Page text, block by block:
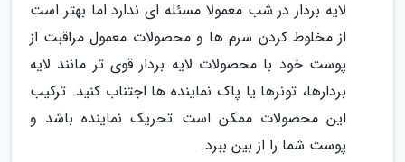
لایه بردار در شب معمولا مسئله ای ندارد اما بهتر است
از مخلوط کردن سرم ها و محصولات معمول مراقبت از
پوست خود با محصولات لایه بردار قوی تر مانند لایه
بردارها، تونرها یا پاک نماینده ها اجتناب کنید. ترکیب
این محصولات ممکن است تحریک نماینده باشد و
پوست شما را از بین ببرد.